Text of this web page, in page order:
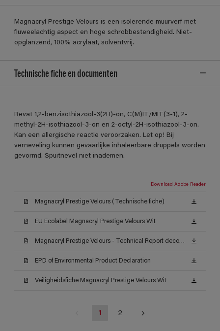
Magnacryl Prestige Velours is een isolerende muurverf met
fluweelachtig aspect en hoge schrobbestendigheid. Niet-
opglanzend, 100% acrylaat, solventvrij.
Technische fiche en documenten
Bevat 1,2-benzisothiazool-3(2H)-on, C(M)IT/MIT(3-1), 2-
methyl-2H-isothiazool-3-on en 2-octyl-2H-isothiazool-3-on.
Kan een allergische reactie veroorzaken. Let op! Bij
verneveling kunnen gevaarlijke inhaleerbare druppels worden
gevormd. Spuitnevel niet inademen.
Download Adobe Reader
Magnacryl Prestige Velours (Technische fiche)
EU Ecolabel Magnacryl Prestige Velours Wit
Magnacryl Prestige Velours - Technical Report decontamineerbaarheid (Certificat)
EPD of Environmental Product Declaration
Veiligheidsfiche Magnacryl Prestige Velours Wit
1 2